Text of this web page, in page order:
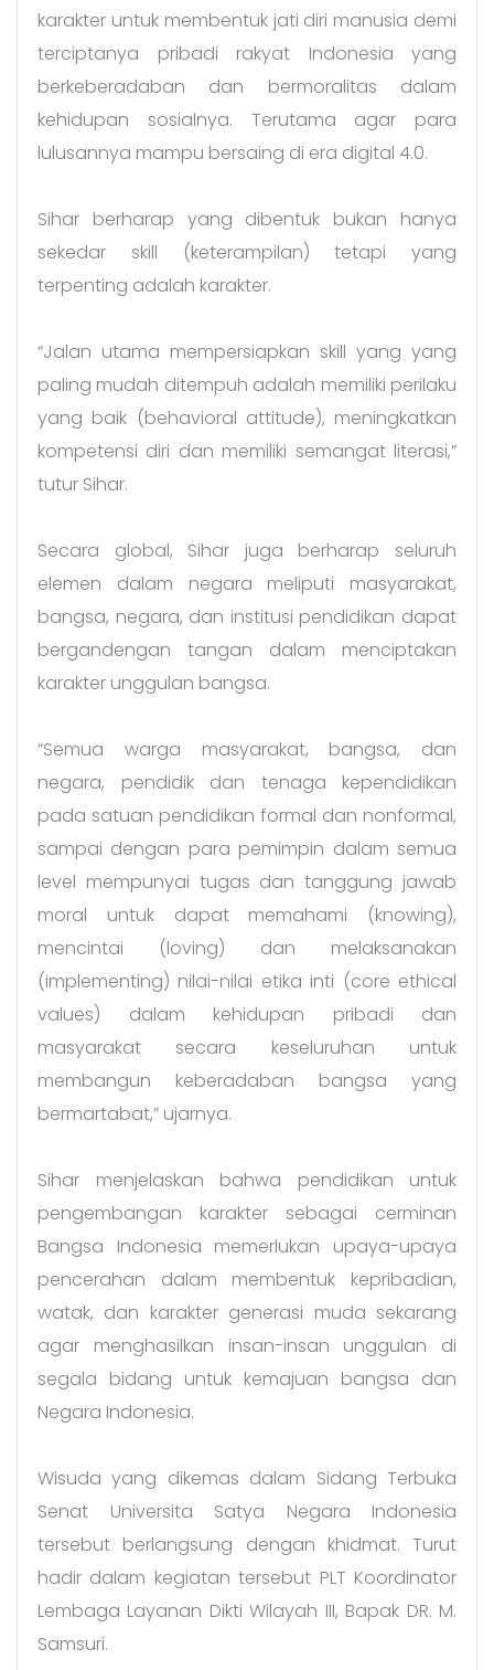
karakter untuk membentuk jati diri manusia demi
terciptanya pribadi rakyat Indonesia yang
berkeberadaban dan bermoralitas dalam
kehidupan sosialnya. Terutama agar para
lulusannya mampu bersaing di era digital 4.0.
Sihar berharap yang dibentuk bukan hanya
sekedar skill (keterampilan) tetapi yang
terpenting adalah karakter.
“Jalan utama mempersiapkan skill yang yang
paling mudah ditempuh adalah memiliki perilaku
yang baik (behavioral attitude), meningkatkan
kompetensi diri dan memiliki semangat literasi,”
tutur Sihar.
Secara global, Sihar juga berharap seluruh
elemen dalam negara meliputi masyarakat,
bangsa, negara, dan institusi pendidikan dapat
bergandengan tangan dalam menciptakan
karakter unggulan bangsa.
“Semua warga masyarakat, bangsa, dan
negara, pendidik dan tenaga kependidikan
pada satuan pendidikan formal dan nonformal,
sampai dengan para pemimpin dalam semua
level mempunyai tugas dan tanggung jawab
moral untuk dapat memahami (knowing),
mencintai (loving) dan melaksanakan
(implementing) nilai-nilai etika inti (core ethical
values) dalam kehidupan pribadi dan
masyarakat secara keseluruhan untuk
membangun keberadaban bangsa yang
bermartabat,” ujarnya.
Sihar menjelaskan bahwa pendidikan untuk
pengembangan karakter sebagai cerminan
Bangsa Indonesia memerlukan upaya-upaya
pencerahan dalam membentuk kepribadian,
watak, dan karakter generasi muda sekarang
agar menghasilkan insan-insan unggulan di
segala bidang untuk kemajuan bangsa dan
Negara Indonesia.
Wisuda yang dikemas dalam Sidang Terbuka
Senat Universita Satya Negara Indonesia
tersebut berlangsung dengan khidmat. Turut
hadir dalam kegiatan tersebut PLT Koordinator
Lembaga Layanan Dikti Wilayah III, Bapak DR. M.
Samsuri.